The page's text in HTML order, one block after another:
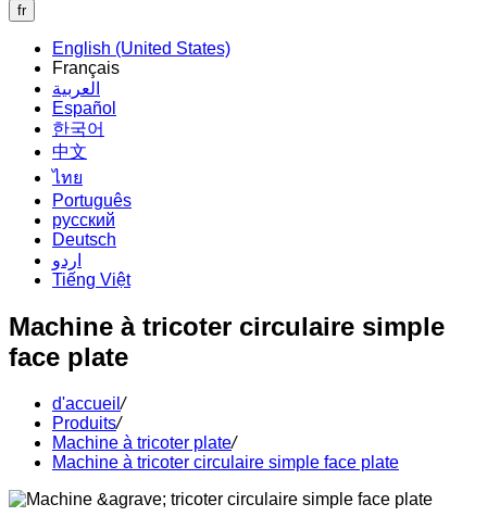
fr
English (United States)
Français
العربية
Español
한국어
中文
ไทย
Português
русский
Deutsch
اردو
Tiếng Việt
Machine à tricoter circulaire simple
face plate
d'accueil/
Produits/
Machine à tricoter plate/
Machine à tricoter circulaire simple face plate